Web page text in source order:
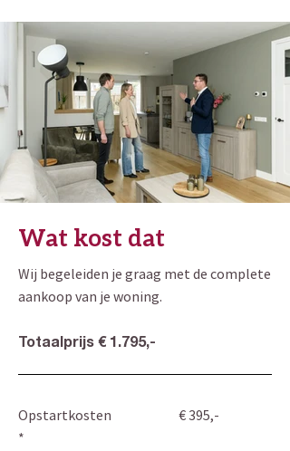
Wat kost dat
Wij begeleiden je graag met de complete
aankoop van je woning.
Totaalprijs € 1.795,-
Opstartkosten
*
€ 395,-